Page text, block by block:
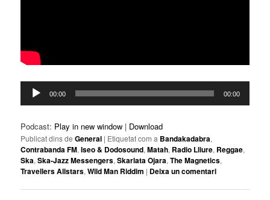
Reproductor
d'àudio
00:00 00:00
Podcast: Play in new window | Download
Publicat dins de General | Etiquetat com a Bandakadabra,
Contrabanda FM,Iseo & Dodosound,Matah, Radio Lliure, Reggae,
Ska,Ska-Jazz Messengers,Skarlata Ojara,The Magnetics,
Travellers Allstars,Wild Man Riddim | Deixa un comentari